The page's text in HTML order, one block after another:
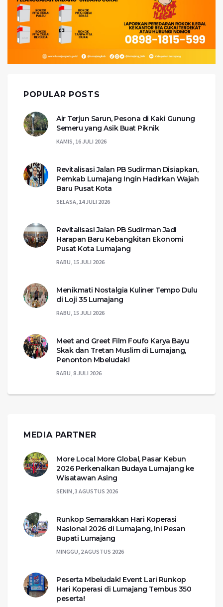
POPULAR POSTS
Air Terjun Sarun, Pesona di Kaki Gunung
Semeru yang Asik Buat Piknik
KAMIS, 16 JULI 2026
Revitalisasi Jalan PB Sudirman Disiapkan,
Pemkab Lumajang Ingin Hadirkan Wajah
Baru Pusat Kota
SELASA, 14 JULI 2026
Revitalisasi Jalan PB Sudirman Jadi
Harapan Baru Kebangkitan Ekonomi
Pusat Kota Lumajang
RABU, 15 JULI 2026
Menikmati Nostalgia Kuliner Tempo Dulu
di Loji 35 Lumajang
RABU, 15 JULI 2026
Meet and Greet Film Foufo Karya Bayu
Skak dan Tretan Muslim di Lumajang,
Penonton Mbeludak!
RABU, 8 JULI 2026
MEDIA PARTNER
More Local More Global, Pasar Kebun
2026 Perkenalkan Budaya Lumajang ke
Wisatawan Asing
SENIN, 3 AGUSTUS 2026
Runkop Semarakkan Hari Koperasi
Nasional 2026 di Lumajang, Ini Pesan
Bupati Lumajang
MINGGU, 2 AGUSTUS 2026
Peserta Mbeludak! Event Lari Runkop
Hari Koperasi di Lumajang Tembus 350
peserta!